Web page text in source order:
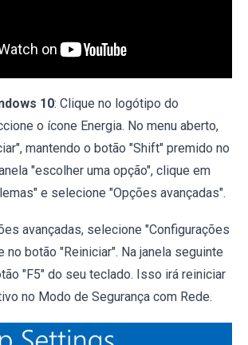
10: Clique no logótipo do
o ícone Energia. No menu aberto,
mantendo o botão "Shift" premido no
"escolher uma opção", clique em
e selecione "Opções avançadas".
avançadas, selecione "Configurações
no botão "Reiniciar". Na janela seguinte
"F5" do seu teclado. Isso irá reiniciar
no Modo de Segurança com Rede.